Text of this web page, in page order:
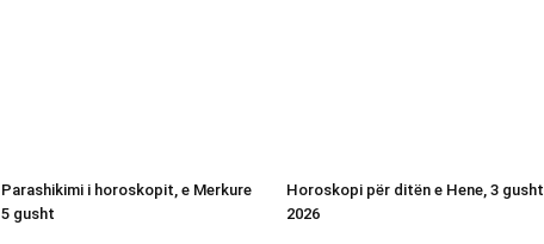
Parashikimi i horoskopit, e Merkure
5 gusht
Horoskopi për ditën e Hene, 3 gusht
2026